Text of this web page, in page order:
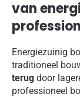
van
Energiezuinig
traditioneel
terug door
professioneel